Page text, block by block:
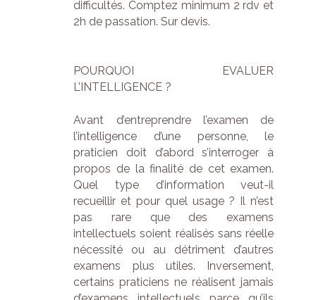
difficultés. Comptez minimum 2 rdv et
2h de passation. Sur devis.
POURQUOI EVALUER
L’INTELLIGENCE ?
Avant d’entreprendre l’examen de
l’intelligence d’une personne, le
praticien doit d’abord s’interroger à
propos de la finalité de cet examen.
Quel type d’information veut-il
recueillir et pour quel usage ? Il n’est
pas rare que des examens
intellectuels soient réalisés sans réelle
nécessité ou au détriment d’autres
examens plus utiles. Inversement,
certains praticiens ne réalisent jamais